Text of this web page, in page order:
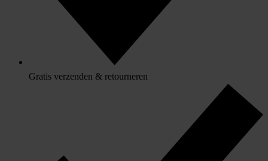
Gratis verzenden & retourneren